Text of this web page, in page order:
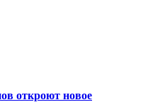
откроют новое